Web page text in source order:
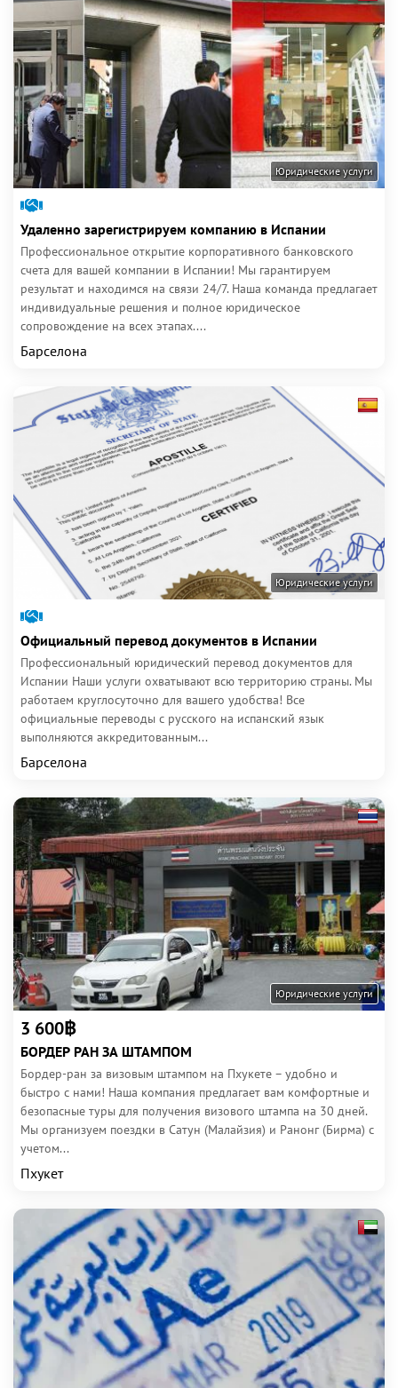
Юридические услуги
Удаленно зарегистрируем компанию в Испании
Профессиональное открытие корпоративного банковского
счета для вашей компании в Испании! Мы гарантируем
результат и находимся на связи 24/7. Наша команда предлагает
индивидуальные решения и полное юридическое
сопровождение на всех этапах....
Барселона
Юридические услуги
Официальный перевод документов в Испании
Профессиональный юридический перевод документов для
Испании Наши услуги охватывают всю территорию страны. Мы
работаем круглосуточно для вашего удобства! Все
официальные переводы с русского на испанский язык
выполняются аккредитованным...
Барселона
Юридические услуги
3 600฿
БОРДЕР РАН ЗА ШТАМПОМ
Бордер-ран за визовым штампом на Пхукете – удобно и
быстро с нами! Наша компания предлагает вам комфортные и
безопасные туры для получения визового штампа на 30 дней.
Мы организуем поездки в Сатун (Малайзия) и Ранонг (Бирма) с
учетом...
Пхукет